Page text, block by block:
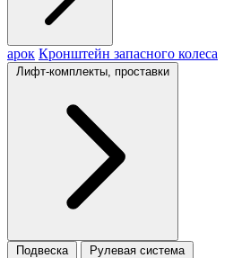
арок Кронштейн запасного колеса
Лифт-комплекты, проставки
Подвеска Рулевая система